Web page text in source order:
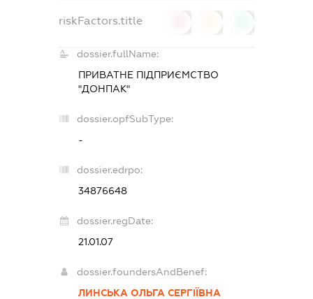
riskFactors.title
dossier.fullName:
ПРИВАТНЕ ПІДПРИЄМСТВО
"ДОНПАК"
dossier.opfSubType:
-
dossier.edrpo:
34876648
dossier.regDate:
21.01.07
dossier.foundersAndBenef:
ЛИНСЬКА ОЛЬГА СЕРГІЇВНА